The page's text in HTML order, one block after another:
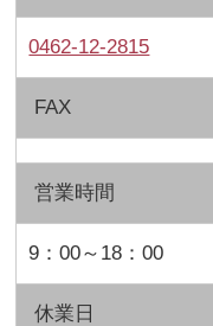
0462-12-2815
FAX
営業時間
9：00～18：00
休業日